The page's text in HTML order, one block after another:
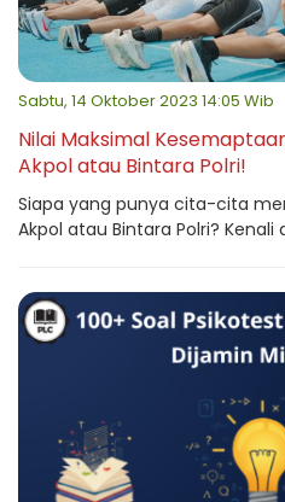
Sabtu, 14 Oktober 2023 14:05 Wib
Nilai Maksimal
Akpol atau Bintara Polri!
Siapa yang punya cita-cita
Akpol atau Bintara Polri? Kenali